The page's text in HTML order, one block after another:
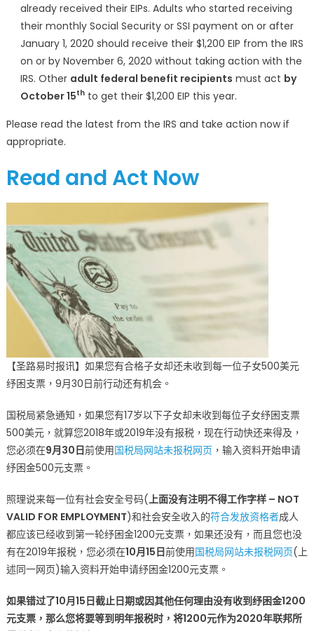
最
后
机
会!〉
中
already received their EIPs. Adults who started receiving
their monthly Social Security or SSI payment on or after
January 1, 2020 should receive their $1,200 EIP from the IRS
on or by November 6, 2020 without taking action with the
IRS. Other adult federal benefit recipients must act by
October 15thto get their $1,200 EIP this year.
Please read the latest from the IRS and take action now if
appropriate.
Read and Act Now
【圣路易时报讯】如果您有合格子女却还未收到每一位子女500美元
纾困支票，9月30日前行动还有机会。
国税局紧急通知，如果您有17岁以下子女却未收到每位子女纾困支票
500美元，就算您2018年或2019年没有报税，现在行动快还来得及，
您必须在9月30日前使用国税局网站未报税网页 ，输入资料开始申请
纾困金500元支票。
照理说来每一位有社会安全号码(上面没有注明不得工作字样 – NOT
VALID FOR EMPLOYMENT)和社会安全收入的符合发放资格者成人
都应该已经收到第一轮纾困金1200元支票，如果还没有，而且您也没
有在2019年报税，您必须在10月15日前使用国税局网站未报税网页(上
述同一网页)输入资料开始申请纾困金1200元支票。
如果错过了10月15日截止日期或因其他任何理由没有收到纾困金1200
元支票，那么您将要等到明年报税时，将1200元作为2020年联邦所